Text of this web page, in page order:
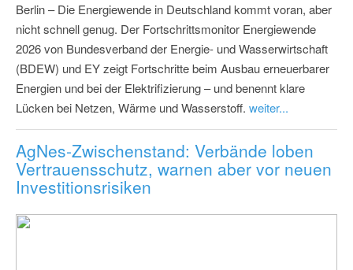
Berlin – Die Energiewende in Deutschland kommt voran, aber
nicht schnell genug. Der Fortschrittsmonitor Energiewende
2026 von Bundesverband der Energie- und Wasserwirtschaft
(BDEW) und EY zeigt Fortschritte beim Ausbau erneuerbarer
Energien und bei der Elektrifizierung – und benennt klare
Lücken bei Netzen, Wärme und Wasserstoff. weiter...
AgNes-Zwischenstand: Verbände loben
Vertrauensschutz, warnen aber vor neuen
Investitionsrisiken